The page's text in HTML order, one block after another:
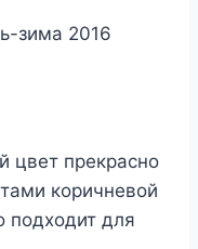
цвет прекрасно
коричневой
подходит для